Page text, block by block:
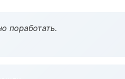
поработать.